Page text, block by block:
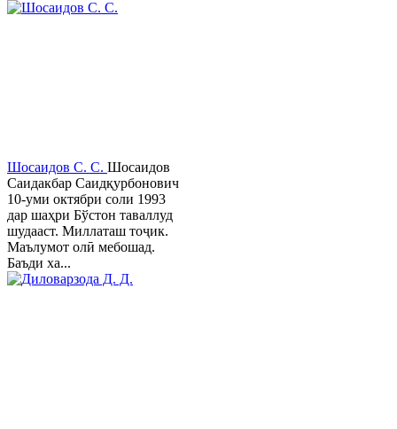
Шосаидов С. С. Шосаидов
Саидакбар Саидқурбонович
10-уми октябри соли 1993
дар шаҳри Бўстон таваллуд
шудааст. Миллаташ тоҷик.
Маълумот олӣ мебошад.
Баъди ха...